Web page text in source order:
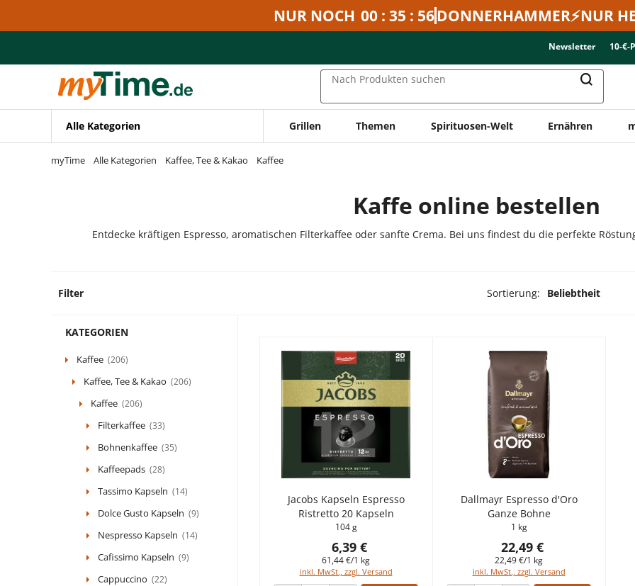
Zur Navigation springen
NUR NOCH 00 : 35 : 56DONNERHAMMER⚡NUR
Newsletter 10-€-
Nach Produkten suchen
Alle Kategorien Grillen Themen Spirituosen-Welt Ernähren
myTime Alle Kategorien Kaffee, Tee & Kakao Kaffee
Kaffe online bestellen
Entdecke kräftigen Espresso, aromatischen Filterkaffee oder sanfte Crema. Bei uns findest du die perfekte
Filter Sortierung: Beliebtheit
KATEGORIEN
Kaffee (206)
Kaffee, Tee & Kakao (206)
Kaffee (206)
Filterkaffee (33)
Bohnenkaffee (35)
Kaffeepads (28)
Tassimo Kapseln (14)
Dolce Gusto Kapseln (9)
Nespresso Kapseln (14)
Cafissimo Kapseln (9)
Cappuccino (22)
Jacobs Kapseln Espresso
Ristretto 20 Kapseln
104 g
6,39 €
61,44 €/1 kg
inkl. MwSt., zzgl. Versand
Dallmayr Espresso d'Oro
Ganze Bohne
1 kg
22,49 €
22,49 €/1 kg
inkl. MwSt., zzgl. Versand